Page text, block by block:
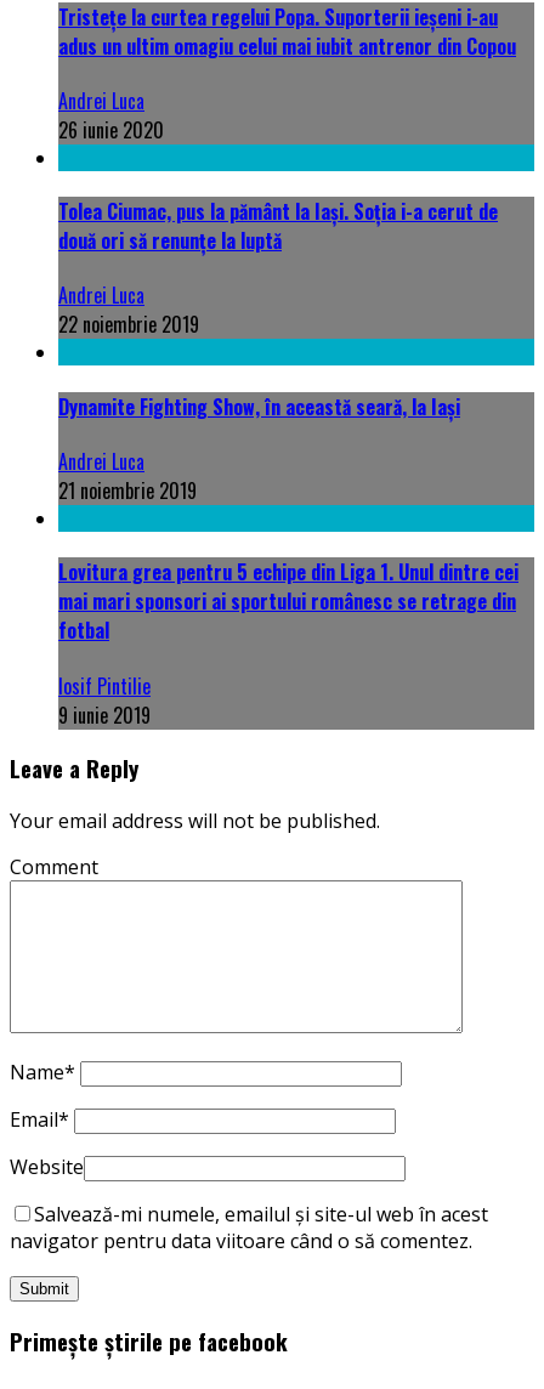
Tristețe la curtea regelui Popa. Suporterii ieșeni i-au
adus un ultim omagiu celui mai iubit antrenor din Copou
Andrei Luca
26 iunie 2020
Tolea Ciumac, pus la pământ la Iași. Soția i-a cerut de
două ori să renunțe la luptă
Andrei Luca
22 noiembrie 2019
Dynamite Fighting Show, în această seară, la Iași
Andrei Luca
21 noiembrie 2019
Lovitura grea pentru 5 echipe din Liga 1. Unul dintre cei
mai mari sponsori ai sportului românesc se retrage din
fotbal
Iosif Pintilie
9 iunie 2019
Leave a Reply
Your email address will not be published.
Comment
Name*
Email*
Website
Salvează-mi numele, emailul și site-ul web în acest
navigator pentru data viitoare când o să comentez.
Primește știrile pe facebook